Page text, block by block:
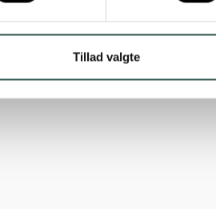
Tillad valgte